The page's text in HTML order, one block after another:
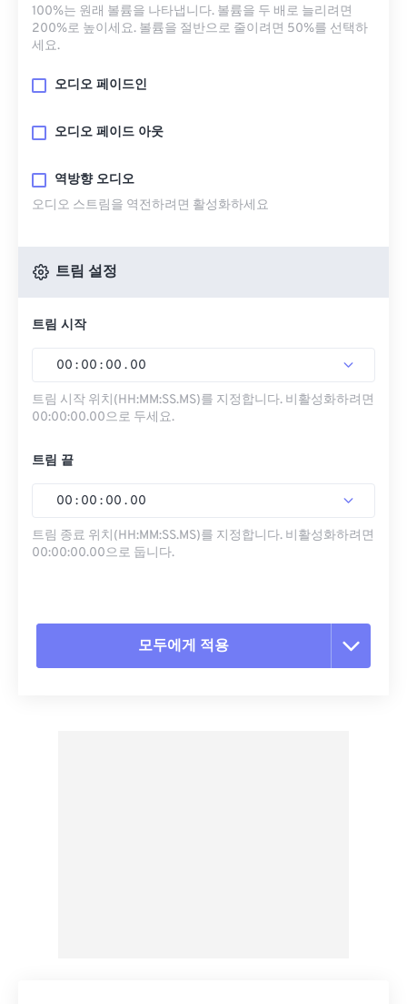
100%는 원래 볼륨을 나타냅니다. 볼륨을 두 배로 늘리려면
200%로 높이세요. 볼륨을 절반으로 줄이려면 50%를 선택하
세요.
오디오 페이드인
오디오 페이드 아웃
역방향 오디오
오디오 스트림을 역전하려면 활성화하세요
트림 설정
트림 시작
00 : 00 : 00 . 00
트림 시작 위치(HH:MM:SS.MS)를 지정합니다. 비활성화하려면
00:00:00.00으로 두세요.
트림 끝
00 : 00 : 00 . 00
트림 종료 위치(HH:MM:SS.MS)를 지정합니다. 비활성화하려면
00:00:00.00으로 둡니다.
모두에게 적용